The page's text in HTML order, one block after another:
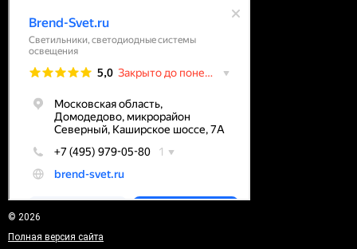
© 2026
Полная версия сайта